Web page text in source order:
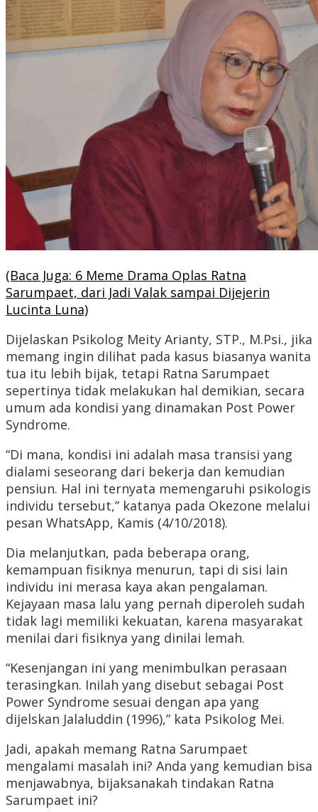
(Baca Juga: 6 Meme Drama Oplas Ratna
Sarumpaet, dari Jadi Valak sampai Dijejerin
Lucinta Luna)
Dijelaskan Psikolog Meity Arianty, STP., M.Psi., jika
memang ingin dilihat pada kasus biasanya wanita
tua itu lebih bijak, tetapi Ratna Sarumpaet
sepertinya tidak melakukan hal demikian, secara
umum ada kondisi yang dinamakan Post Power
Syndrome.
“Di mana, kondisi ini adalah masa transisi yang
dialami seseorang dari bekerja dan kemudian
pensiun. Hal ini ternyata memengaruhi psikologis
individu tersebut,” katanya pada Okezone melalui
pesan WhatsApp, Kamis (4/10/2018).
Dia melanjutkan, pada beberapa orang,
kemampuan fisiknya menurun, tapi di sisi lain
individu ini merasa kaya akan pengalaman.
Kejayaan masa lalu yang pernah diperoleh sudah
tidak lagi memiliki kekuatan, karena masyarakat
menilai dari fisiknya yang dinilai lemah.
“Kesenjangan ini yang menimbulkan perasaan
terasingkan. Inilah yang disebut sebagai Post
Power Syndrome sesuai dengan apa yang
dijelskan Jalaluddin (1996),” kata Psikolog Mei.
Jadi, apakah memang Ratna Sarumpaet
mengalami masalah ini? Anda yang kemudian bisa
menjawabnya, bijaksanakah tindakan Ratna
Sarumpaet ini?